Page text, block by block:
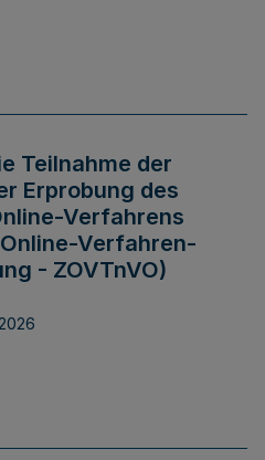
Teilnahme der
Erprobung des
Verfahrens
Verfahren-
- ZOVTnVO)